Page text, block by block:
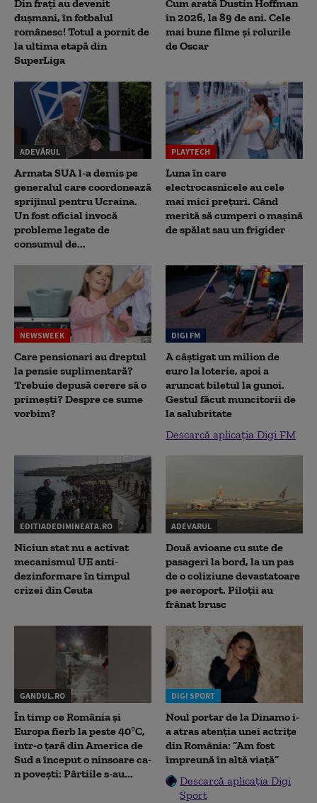
Din frați au devenit
dușmani, în fotbalul
românesc! Totul a pornit de
la ultima etapă din
SuperLiga
Cum arată Dustin Hoffman
în 2026, la 89 de ani. Cele
mai bune filme și rolurile
de Oscar
ADEVĂRUL
Armata SUA l-a demis pe
generalul care coordonează
sprijinul pentru Ucraina.
Un fost oficial invocă
probleme legate de
consumul de...
PLAYTECH
Luna în care
electrocasnicele au cele
mai mici prețuri. Când
merită să cumperi o mașină
de spălat sau un frigider
NEWSWEEK
Care pensionari au dreptul
la pensie suplimentară?
Trebuie depusă cerere să o
primești? Despre ce sume
vorbim?
DIGI FM
A câștigat un milion de
euro la loterie, apoi a
aruncat biletul la gunoi.
Gestul făcut muncitorii de
la salubritate
Descarcă aplicația Digi FM
EDITIADEDIMINEATA.RO
Niciun stat nu a activat
mecanismul UE anti-
dezinformare în timpul
crizei din Ceuta
ADEVARUL
Două avioane cu sute de
pasageri la bord, la un pas
de o coliziune devastatoare
pe aeroport. Piloții au
frânat brusc
GANDUL.RO
În timp ce România și
Europa fierb la peste 40°C,
într-o țară din America de
Sud a început o ninsoare ca-
n povești: Pârtiile s-au...
DIGI SPORT
Noul portar de la Dinamo i-
a atras atenția unei actrițe
din România: ”Am fost
împreună în altă viață”
Descarcă aplicația Digi
Sport